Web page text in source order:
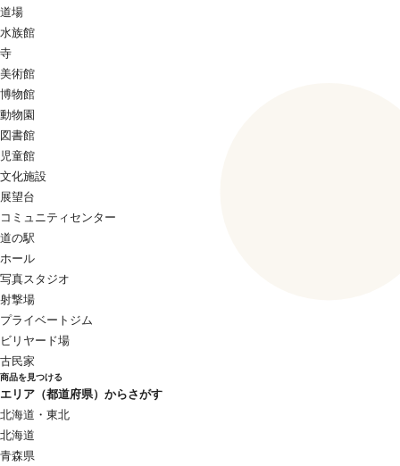
道場
水族館
寺
美術館
博物館
動物園
図書館
児童館
文化施設
展望台
コミュニティセンター
道の駅
ホール
写真スタジオ
射撃場
プライベートジム
ビリヤード場
古民家
商品を見つける
エリア（都道府県）からさがす
北海道・東北
北海道
青森県